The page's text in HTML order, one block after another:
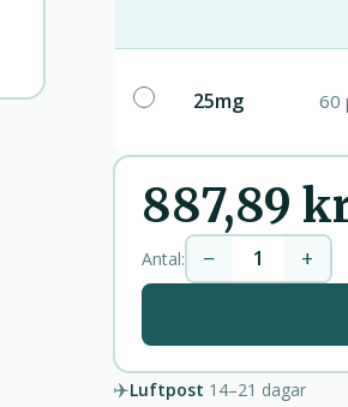
25mg 60
887,89
Antal: − +
✈️Luftpost 14–21 dagar